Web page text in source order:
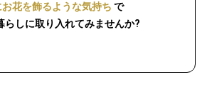
花を飾るような気持ち で
らしに取り入れてみませんか?